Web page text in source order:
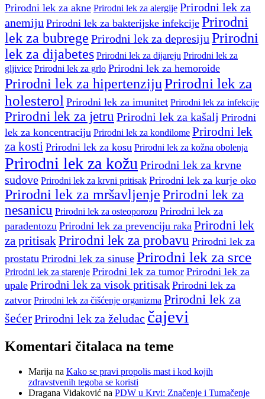
Prirodni lek za akne Prirodni lek za alergije Prirodni lek za
anemiju Prirodni lek za bakterijske infekcije Prirodni
lek za bubrege Prirodni lek za depresiju Prirodni
lek za dijabetes Prirodni lek za dijareju Prirodni lek za
gljivice Prirodni lek za grlo Prirodni lek za hemoroide
Prirodni lek za hipertenzijuPrirodni lek za
holesterol Prirodni lek za imunitet Prirodni lek za infekcije
Prirodni lek za jetru Prirodni lek za kašalj Prirodni
lek za koncentraciju Prirodni lek za kondilome Prirodni lek
za kosti Prirodni lek za kosu Prirodni lek za kožna obolenja
Prirodni lek za kožu Prirodni lek za krvne
sudove Prirodni lek za krvni pritisak Prirodni lek za kurje oko
Prirodni lek za mršavljenje Prirodni lek za
nesanicu Prirodni lek za osteoporozu Prirodni lek za
paradentozu Prirodni lek za prevenciju raka Prirodni lek
za pritisakPrirodni lek za probavu Prirodni lek za
prostatu Prirodni lek za sinuse Prirodni lek za srce
Prirodni lek za starenje Prirodni lek za tumor Prirodni lek za
upale Prirodni lek za visok pritisak Prirodni lek za
zatvor Prirodni lek za čišćenje organizma Prirodni lek za
šećerPrirodni lek za želudac čajevi
Komentari čitalaca na teme
Marija na Kako se pravi propolis mast i kod kojih
zdravstvenih tegoba se koristi
Dragana Vidaković na PDW u Krvi: Značenje i Tumačenje